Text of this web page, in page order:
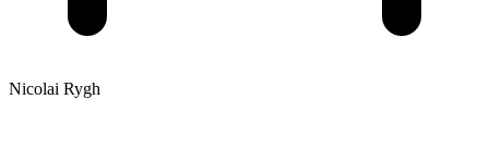
Nicolai Rygh